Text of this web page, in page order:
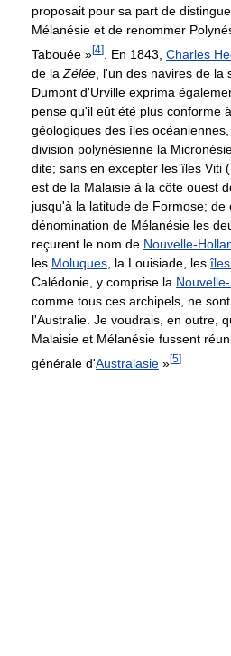
proposait pour sa part de
Mélanésie et de renommer
Tabouée »[4] . En 1843, Charles
de la Zélée , l'un des navires de
Dumont d'Urville exprima
pense qu'il eût été plus conforme
géologiques des îles
division polynésienne la
dite; sans en excepter les îles Viti
est de la Malaisie à la côte ouest
jusqu'à la latitude de Formose;
dénomination de Mélanésie les
reçurent le nom de Nouvelle-
les Moluques , la Louisiade, les
Calédonie, y comprise la
comme tous ces archipels, ne
l'Australie. Je voudrais, en outre,
Malaisie et Mélanésie fussent
générale d'Australasie »[5]